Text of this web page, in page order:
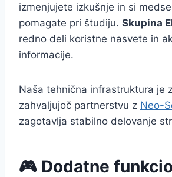
izmenjujete izkušnje in si
pomagate pri študiju. Skupina
redno deli koristne nasvete in
informacije.
Naša tehnična infrastruktura je
zahvaljujoč partnerstvu z Neo-
zagotavlja stabilno delovanje
🎮 Dodatne